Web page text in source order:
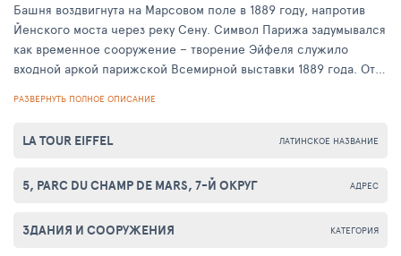
Башня воздвигнута на Марсовом поле в 1889 году, напротив
Йенского моста через реку Сену. Символ Парижа задумывался
как временное сооружение – творение Эйфеля служило
входной аркой парижской Всемирной выставки 1889 года. От
башню спасли радиоантенны, установленные на самом верху.
Высота башни составляет 322 метра; опирается
цементным основанием.
Башня разделена на три уровня: первый – на высоте 57
РАЗВЕРНУТЬ ПОЛНОЕ ОПИСАНИЕ
ЛАТИНСКОЕ НАЗВАНИЕ
LA TOUR EIFFEL
АДРЕС
5, PARC DU CHAMP DE MARS, 7-Й ОКРУГ
КАТЕГОРИЯ
ЗДАНИЯ И СООРУЖЕНИЯ